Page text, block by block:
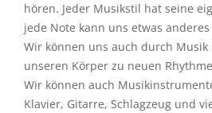
hören. Jeder Musikstil hat seine
jede Note kann uns etwas anderes
Wir können uns auch durch Musik
unseren Körper zu neuen
Wir können auch
Klavier, Gitarre, Schlagzeug und